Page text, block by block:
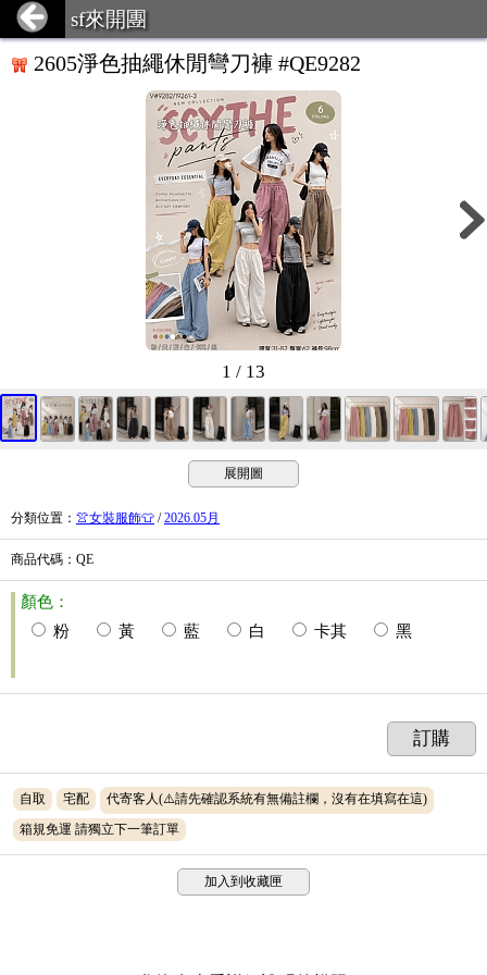
sf來開團
2605淨色抽繩休閒彎刀褲 #QE9282
1 / 13
展開圖
分類位置 ： 👚女裝服飾👕 /2026.05月
商品代碼 ：QE
顏色：
粉
黃 藍 白 卡其 黑
訂購
自取 宅配
代寄客人(⚠️請先確認系統有無備註欄，沒有在填寫在這)
箱規免運 請獨立下一筆訂單
加入到收藏匣